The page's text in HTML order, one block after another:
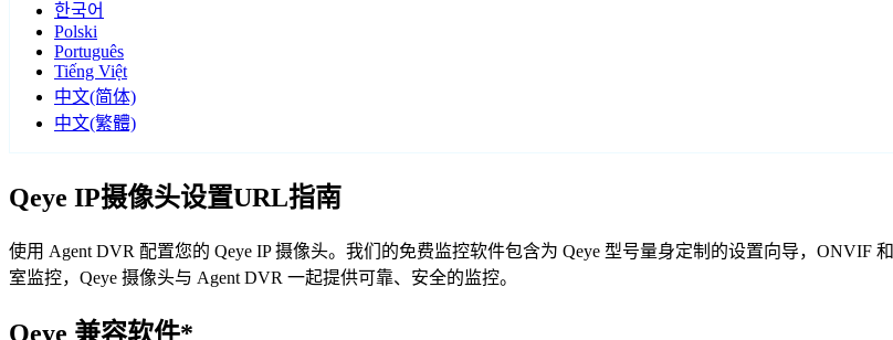
한국어
Polski
Português
Tiếng Việt
中文(简体)
中文(繁體)
Qeye IP摄像头设置URL指南
使用 Agent DVR 配置您的 Qeye IP 摄像头。我们的免费监控软件包含为 Qeye 型号量身定制的设置向导，ONVIF
室监控，Qeye 摄像头与 Agent DVR 一起提供可靠、安全的监控。
Qeye 兼容软件*